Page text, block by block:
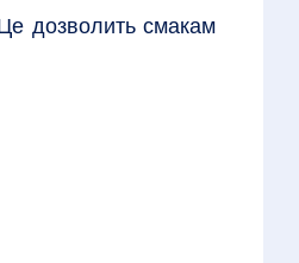
дозволить смакам